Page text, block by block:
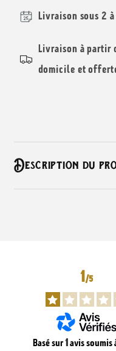
Livraison sous 2
Livraison à partir
domicile et
o
Description du
1/5
Basé sur1avis soumis